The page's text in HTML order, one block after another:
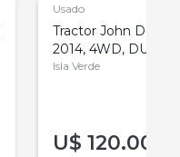
Usado
Tractor John Deere
2014, 4WD, DUAL
Isla Verde
U$ 120.000